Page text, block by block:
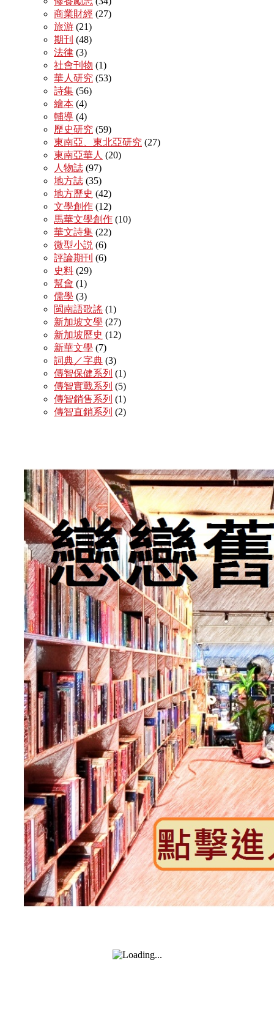
商業財經 (27)
旅游 (21)
期刊 (48)
法律 (3)
社會刊物 (1)
華人研究 (53)
詩集 (56)
繪本 (4)
輔導 (4)
歷史研究 (59)
東南亞、東北亞研究 (27)
東南亞華人 (20)
人物誌 (97)
地方誌 (35)
地方歷史 (42)
文學創作 (12)
馬華文學創作 (10)
華文詩集 (22)
微型小説 (6)
評論期刊 (6)
史料 (29)
幫會 (1)
儒學 (3)
閩南語歌謠 (1)
新加坡文學 (27)
新加坡歷史 (12)
新華文學 (7)
詞典／字典 (3)
傳智保健系列 (1)
傳智實戰系列 (5)
傳智銷售系列 (1)
傳智直銷系列 (2)